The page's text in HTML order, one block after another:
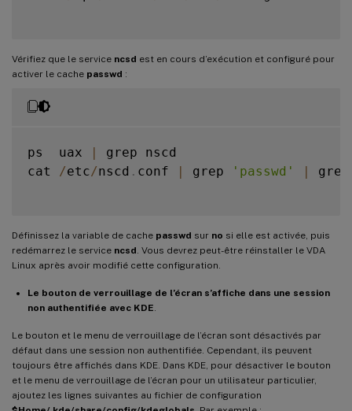
Vérifiez que le service ncsd est en cours d’exécution et configuré pour
activer le cache passwd :
ps  uax |
grep nscd
cat
/etc/nscd . conf | grep 'passwd' |
Définissez la variable de cache passwd sur no si elle est activée, puis
redémarrez le service ncsd . Vous devrez peut-être réinstaller le VDA
Linux après avoir modifié cette configuration.
Le bouton de verrouillage de l’écran s’affiche dans une session
non authentifiée avec KDE
Le bouton et le menu de verrouillage de l’écran sont désactivés par
défaut dans une session non authentifiée. Cependant, ils peuvent
toujours être affichés dans KDE. Dans KDE, pour désactiver le bouton
et le menu de verrouillage de l’écran pour un utilisateur particulier,
ajoutez les lignes suivantes au fichier de configuration